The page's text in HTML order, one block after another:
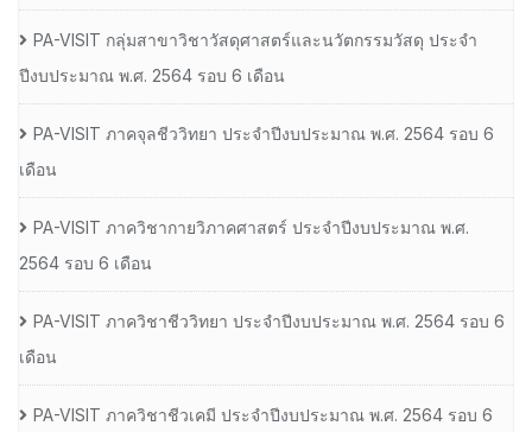
PA-VISIT กลุ่มสาขาวิชาวัสดุศาสตร์และนวัตกรรมวัสดุ ประจำ
ปีงบประมาณ พ.ศ. 2564 รอบ 6 เดือน
PA-VISIT ภาคจุลชีววิทยา ประจำปีงบประมาณ พ.ศ. 2564 รอบ 6
เดือน
PA-VISIT ภาควิชากายวิภาคศาสตร์ ประจำปีงบประมาณ พ.ศ.
2564 รอบ 6 เดือน
PA-VISIT ภาควิชาชีววิทยา ประจำปีงบประมาณ พ.ศ. 2564 รอบ 6
เดือน
PA-VISIT ภาควิชาชีวเคมี ประจำปีงบประมาณ พ.ศ. 2564 รอบ 6